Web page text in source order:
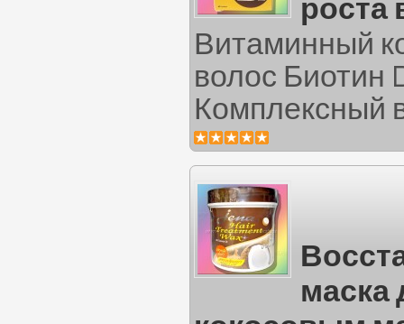
роста
Витаминный
волос Биотин
Комплексный
маска